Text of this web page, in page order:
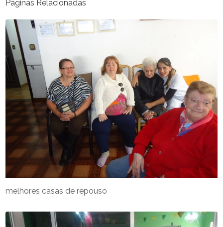
Páginas Relacionadas
melhores casas de repouso